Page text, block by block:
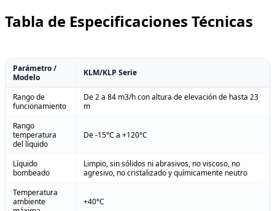
Tabla de Especificaciones Técnicas
Parámetro /
Modelo
KLM/KLP Serie
Rango de
funcionamiento
De 2 a 84 m3/h con altura de elevación de hasta 23
m
Rango
temperatura
del líquido
De -15°C a +120°C
Líquido
bombeado
Limpio, sin sólidos ni abrasivos, no viscoso, no
agresivo, no cristalizado y químicamente neutro
Temperatura
ambiente
+40°C